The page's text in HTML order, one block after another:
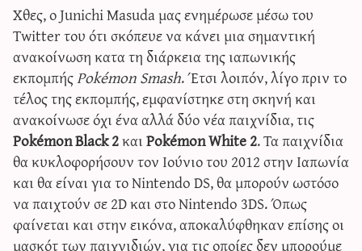
Χθες, ο Junichi Masuda μας ενημέρωσε μέσω του
Twitter του ότι σκόπευε να κάνει μια σημαντική
ανακοίνωση κατα τη διάρκεια της ιαπωνικής
εκπομπήςPokémon Smash. Έτσι λοιπόν, λίγο πριν το
τέλος της εκπομπής, εμφανίστηκε στη σκηνή και
ανακοίνωσε όχι ένα αλλά δύο νέα παιχνίδια, τις
Pokémon Black 2καιPokémon White 2. Τα παιχνίδια
θα κυκλοφορήσουν τον Ιούνιο του 2012 στην Ιαπωνία
και θα είναι για το Nintendo DS, θα μπορούν ωστόσο
να παιχτούν σε 2D και στο Nintendo 3DS. Όπως
φαίνεται και στην εικόνα, αποκαλύφθηκαν επίσης οι
μασκότ των παιχνιδιών, για τις οποίες δεν μπορούμε